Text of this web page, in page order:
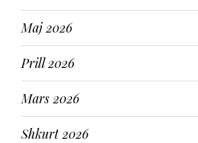
Maj 2026
Prill 2026
Mars 2026
Shkurt 2026